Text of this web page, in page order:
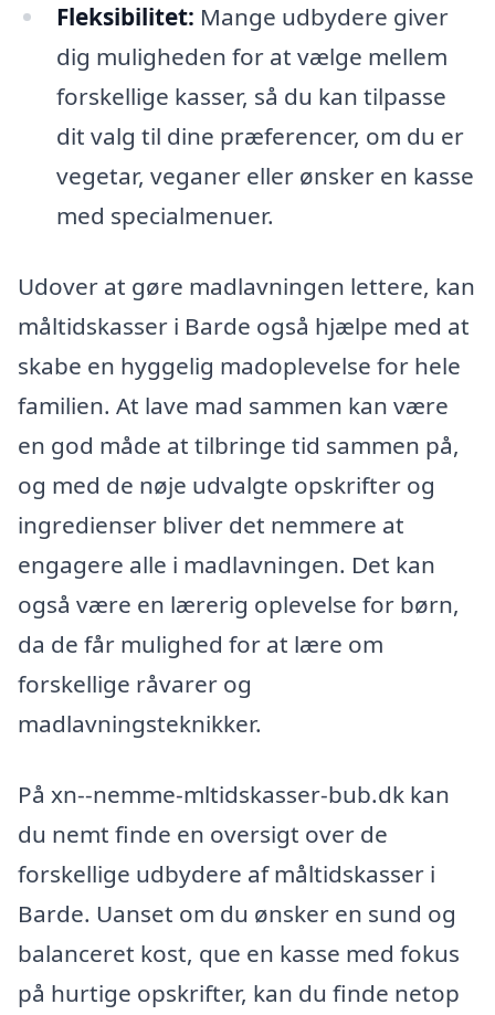
Fleksibilitet: Mange udbydere giver
dig muligheden for at vælge mellem
forskellige kasser, så du kan tilpasse
dit valg til dine præferencer, om du er
vegetar, veganer eller ønsker en kasse
med specialmenuer.
Udover at gøre madlavningen lettere, kan
måltidskasser i Barde også hjælpe med at
skabe en hyggelig madoplevelse for hele
familien. At lave mad sammen kan være
en god måde at tilbringe tid sammen på,
og med de nøje udvalgte opskrifter og
ingredienser bliver det nemmere at
engagere alle i madlavningen. Det kan
også være en lærerig oplevelse for børn,
da de får mulighed for at lære om
forskellige råvarer og
madlavningsteknikker.
På xn--nemme-mltidskasser-bub.dk kan
du nemt finde en oversigt over de
forskellige udbydere af måltidskasser i
Barde. Uanset om du ønsker en sund og
balanceret kost, que en kasse med fokus
på hurtige opskrifter, kan du finde netop